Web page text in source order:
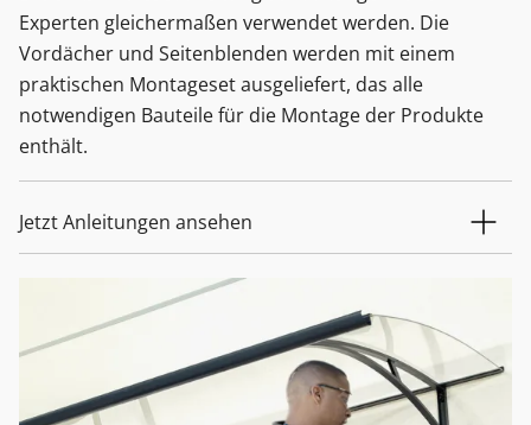
Experten gleichermaßen verwendet werden. Die
Vordächer und Seitenblenden werden mit einem
praktischen Montageset ausgeliefert, das alle
notwendigen Bauteile für die Montage der Produkte
enthält.
Jetzt Anleitungen ansehen